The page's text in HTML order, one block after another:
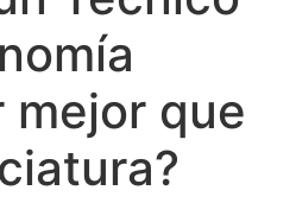
mejor que